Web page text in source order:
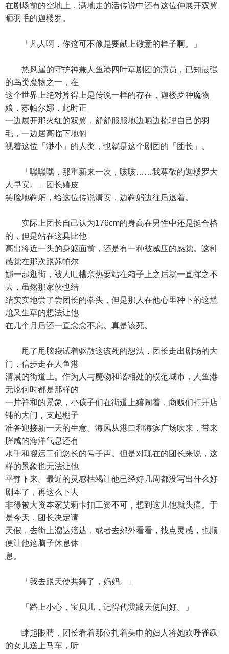
在剧场前的空地上，满地走的活传说中还有这位伸展开双翼
晒羽毛的迦楼罗。
「凡人啊，你这可不像是要献上敬意的样子啊。」
热风崖的守护神兼人鱼港四叶草剧团的演员，已知最强
的鸟类魔物之一，在
这个世界上绝对算得上是传说一样的存在，迦楼罗种魔物
娘，苏帕尔娜，此时正
一边展开那火红的双翼，舒舒服服地边晒边梳理自己的羽
毛，一边居高临下地俯
视着这位「渺小」的人类，也就是这个剧团的「团长」。
「嘿嘿嘿，那重新来一次，咳咳……我尊敬的迦楼罗大
人早安。」团长嬉皮
笑脸地鞠躬，给这位传说请安，边鞠躬边往后退着。
实际上团长自己认为176cm的身高在男性中还是挺合格
的，但是站在这具比他
高出将近一头的身躯面前，还是有一种被威压的感觉。这种
感觉在那次跟苏帕尔
娜一起逛街，被人吐槽亲热要站在箱子上之后就一直挥之不
去，虽然那家伙也结
结实实地尝了尝团长的拳头，但是那人在他心里种下的这尴
尬又生草的想法让他
在几个月后还一直念念不忘。真是该死。
甩了甩脑袋试着驱散这该死的想法，团长走出剧场的大
门，信步走在人鱼港
清晨的街道上。作为人与魔物和谐相处的模范城市，人鱼港
无论何时都是那样的
一片祥和的景象，小孩子们在街道上嬉闹着，商贩们打开店
铺的大门，支起棚子
准备迎接新一天的生意。海风从港口和海滨广场吹来，带来
腥咸的海洋气息还有
水手和搬运工们悠长的号子声。但是对现在的团长来说，这
样的景象也无法让他
平静下来。最近的灵感枯竭让他已经好几周都没写出什么好
剧本了，再这么下去
非得被大资本家艾莉卡扣工资不可，想到这儿他就头痛。于
是今天，团长决定请
天假，去街上溜达溜达，或者去郊外看看，找点灵感，也顺
便让他这脑子休息休
息。
「我去跟天使共舞了，妈妈。」
「路上小心，宝贝儿，记得代我跟天使问好。」
眯起眼睛，团长看着那位扎着头巾的妇人将她欢呼雀跃
的女儿送上马车，听